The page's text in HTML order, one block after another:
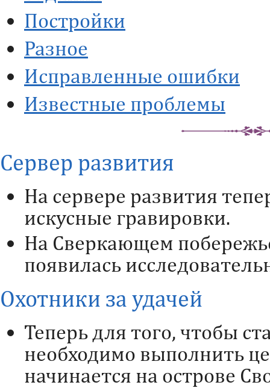
Постройки
Разное
Исправленные ошибки
Известные проблемы
Сервер развития
На сервере развития
искусные гравировки.
На Сверкающем
появилась
Охотники за удачей
Теперь для того, чтобы
необходимо выполнить
начинается на острове